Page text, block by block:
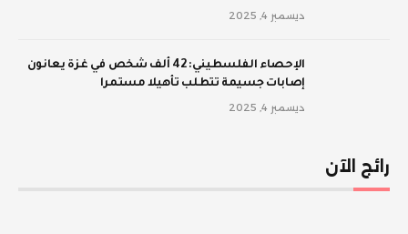
ديسمبر 4, 2025
الإحصاء الفلسطيني: 42 ألف شخص في غزة يعانون
إصابات جسيمة تتطلب تأهيلا مستمرا
ديسمبر 4, 2025
رائج الآن